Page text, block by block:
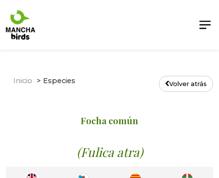
Inicio Especies Volver atrás
Focha común
(Fulica atra)